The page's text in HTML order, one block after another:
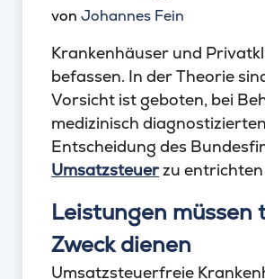
von Johannes Fein
Krankenhäuser und
befassen. In der Theorie
Vorsicht ist geboten, bei
medizinisch
Entscheidung des
Umsatzsteuerzu entrichten
Leistungen
Zweck dienen
Umsatzsteuerfreie